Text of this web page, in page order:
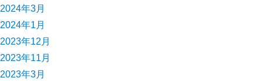
2024年3月
2024年1月
2023年12月
2023年11月
2023年3月